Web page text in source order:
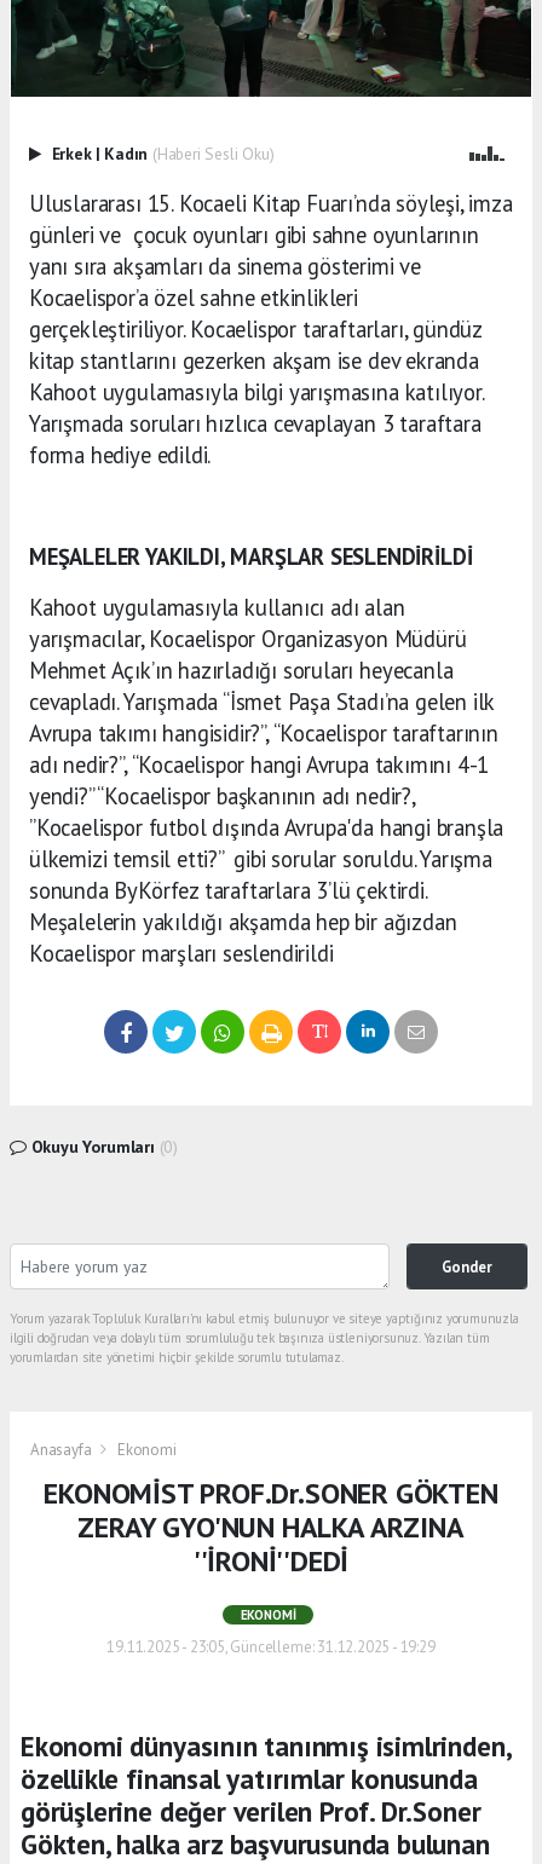
Erkek | Kadın (Haberi Sesli Oku)
Uluslararası 15. Kocaeli Kitap Fuarı’nda söyleşi, imza
günleri ve çocuk oyunları gibi sahne oyunlarının
yanı sıra akşamları da sinema gösterimi ve
Kocaelispor’a özel sahne etkinlikleri
gerçekleştiriliyor. Kocaelispor taraftarları, gündüz
kitap stantlarını gezerken akşam ise dev ekranda
Kahoot uygulamasıyla bilgi yarışmasına katılıyor.
Yarışmada soruları hızlıca cevaplayan 3 taraftara
forma hediye edildi.
MEŞALELER YAKILDI, MARŞLAR SESLENDİRİLDİ
Kahoot uygulamasıyla kullanıcı adı alan
yarışmacılar, Kocaelispor Organizasyon Müdürü
Mehmet Açık’ın hazırladığı soruları heyecanla
cevapladı. Yarışmada “İsmet Paşa Stadı’na gelen ilk
Avrupa takımı hangisidir?”, “Kocaelispor taraftarının
adı nedir?”, “Kocaelispor hangi Avrupa takımını 4-1
yendi?” “Kocaelispor başkanının adı nedir?,
”Kocaelispor futbol dışında Avrupa'da hangi branşla
ülkemizi temsil etti?” gibi sorular soruldu. Yarışma
sonunda ByKörfez taraftarlara 3’lü çektirdi.
Meşalelerin yakıldığı akşamda hep bir ağızdan
Kocaelispor marşları seslendirildi
Okuyu Yorumları (0)
Gonder
Yorum yazarak Topluluk Kuralları’nı kabul etmiş bulunuyor ve siteye yaptığınız yorumunuzla
ilgili doğrudan veya dolaylı tüm sorumluluğu tek başınıza üstleniyorsunuz. Yazılan tüm
yorumlardan site yönetimi hiçbir şekilde sorumlu tutulamaz.
Anasayfa Ekonomi
EKONOMİST PROF.Dr.SONER GÖKTEN
ZERAY GYO'NUN HALKA ARZINA
''İRONİ''DEDİ
EKONOMI
19.11.2025 - 23:05, Güncelleme: 31.12.2025 - 19:29
Ekonomi dünyasının tanınmış isimlrinden,
özellikle finansal yatırımlar konusunda
görüşlerine değer verilen Prof. Dr.Soner
Gökten, halka arz başvurusunda bulunan